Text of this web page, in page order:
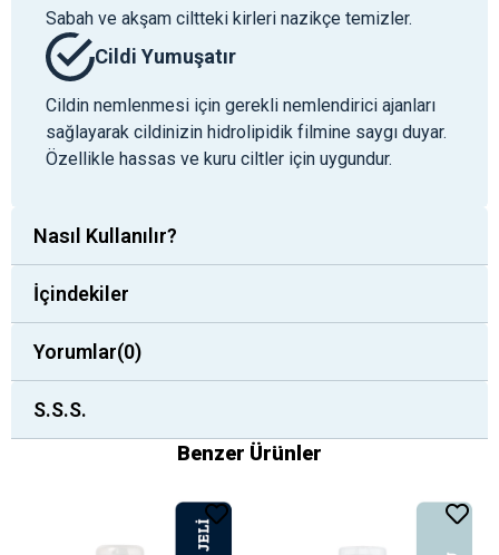
Sabah ve akşam ciltteki kirleri nazikçe temizler.
Cildi Yumuşatır
Cildin nemlenmesi için gerekli nemlendirici ajanları
sağlayarak cildinizin hidrolipidik filmine saygı duyar.
Özellikle hassas ve kuru ciltler için uygundur.
Nasıl Kullanılır?
İçindekiler
Yorumlar(0)
S.S.S.
Benzer Ürünler